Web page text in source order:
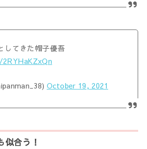
してきた帽子優吾
October 19, 2021
似合う！